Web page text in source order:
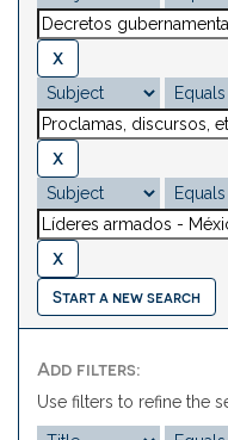
Start a new search
Add filters:
Use filters to refine the